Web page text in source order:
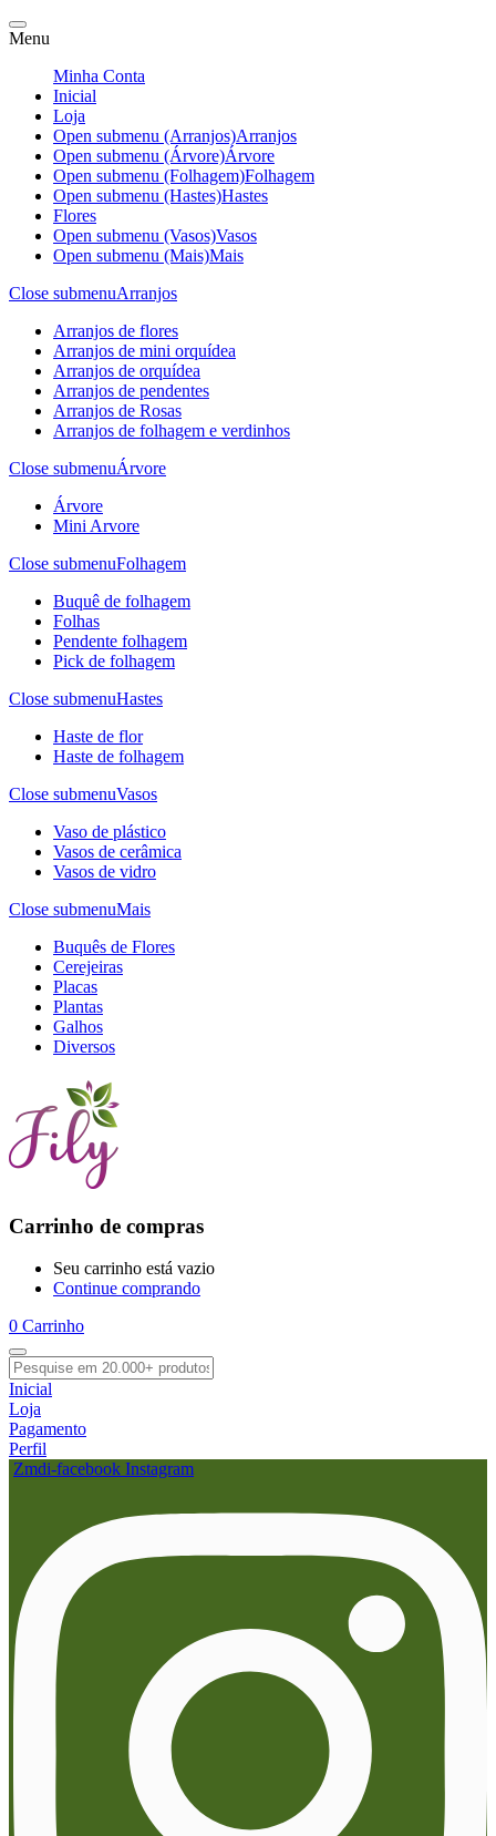
Menu
Minha Conta
Inicial
Loja
Open submenu (Arranjos)Arranjos
Open submenu (Árvore)Árvore
Open submenu (Folhagem)Folhagem
Open submenu (Hastes)Hastes
Flores
Open submenu (Vasos)Vasos
Open submenu (Mais)Mais
Close submenuArranjos
Arranjos de flores
Arranjos de mini orquídea
Arranjos de orquídea
Arranjos de pendentes
Arranjos de Rosas
Arranjos de folhagem e verdinhos
Close submenuÁrvore
Árvore
Mini Arvore
Close submenuFolhagem
Buquê de folhagem
Folhas
Pendente folhagem
Pick de folhagem
Close submenuHastes
Haste de flor
Haste de folhagem
Close submenuVasos
Vaso de plástico
Vasos de cerâmica
Vasos de vidro
Close submenuMais
Buquês de Flores
Cerejeiras
Placas
Plantas
Galhos
Diversos
Carrinho de compras
Seu carrinho está vazio
Continue comprando
0 Carrinho
Inicial
Loja
Pagamento
Perfil
Zmdi-facebook Instagram